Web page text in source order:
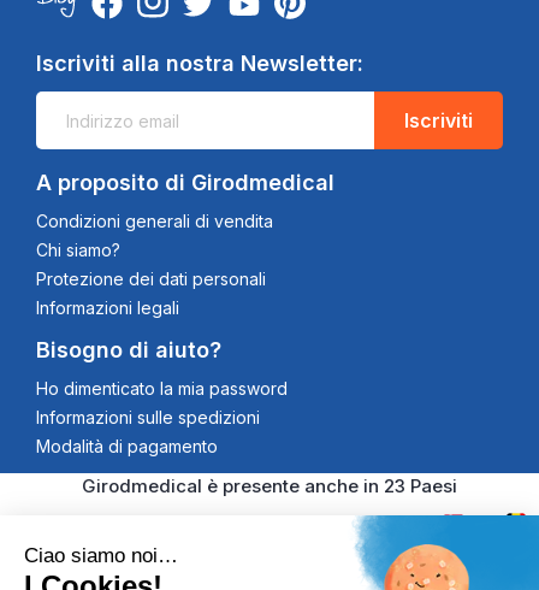
Iscriviti alla nostra Newsletter:
Iscriviti
A proposito di Girodmedical
Condizioni generali di vendita
Chi siamo?
Protezione dei dati personali
Informazioni legali
Bisogno di aiuto?
Ho dimenticato la mia password
Informazioni sulle spedizioni
Modalità di pagamento
Girodmedical è presente anche in 23 Paesi
Ciao siamo noi…